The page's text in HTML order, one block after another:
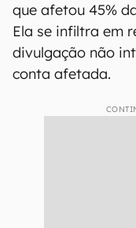
que afetou 45%
Ela se infiltra em
divulgação não
conta afetada.